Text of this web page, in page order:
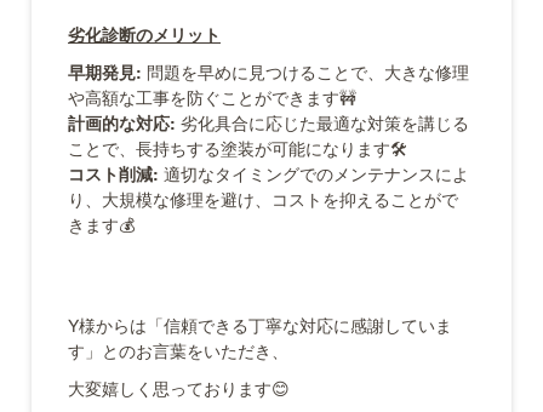
劣化診断のメリット
早期発見: 問題を早めに見つけることで、大きな修理
や高額な工事を防ぐことができます🚧
計画的な対応: 劣化具合に応じた最適な対策を講じる
ことで、長持ちする塗装が可能になります🛠️
コスト削減: 適切なタイミングでのメンテナンスによ
り、大規模な修理を避け、コストを抑えることがで
きます💰
Y様からは「信頼できる丁寧な対応に感謝していま
す」とのお言葉をいただき、
大変嬉しく思っております😊